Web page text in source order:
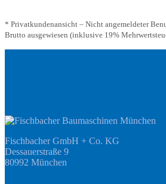
* Privatkundenansicht – Nicht angemeldeter
Brutto ausgewiesen (inklusive 19%
Fischbacher GmbH + Co. KG
Dessauerstraße 9
80992 München